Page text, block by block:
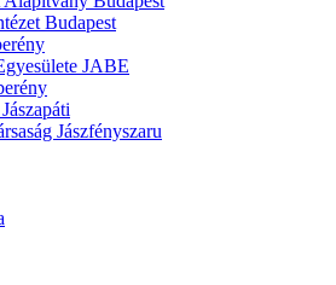
Budapest
JABE
Jászfényszaru